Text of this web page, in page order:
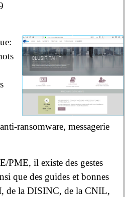
ransomware, messagerie
PME, il existe des gestes
que des guides et bonnes
de la DISINC, de la CNIL,